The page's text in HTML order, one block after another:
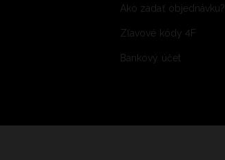
Ako zadať objednávku?
Zľavové kódy 4F
Bankový účet